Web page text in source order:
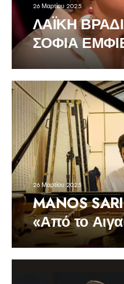
26 Μαρτίου 2025
ΛΑΪΚΗ
ΣΟΦΙΑ
26 Μαρτίου 2025
MANOS
«Από το
Ορλεάνη»